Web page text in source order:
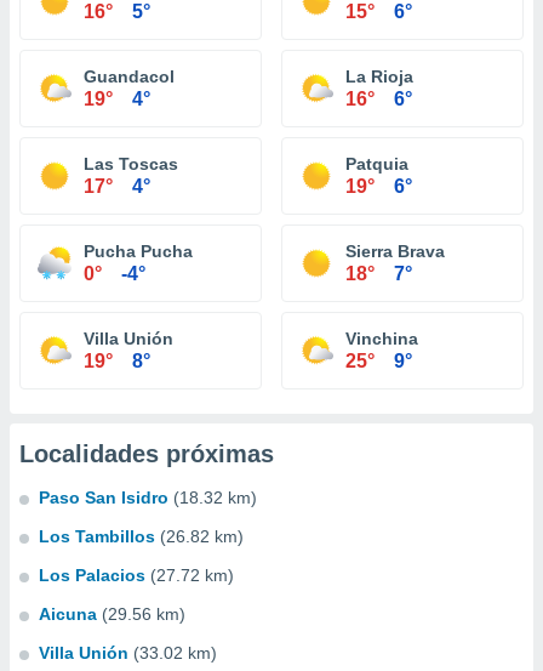
16° 5° 15° 6°
Guandacol
19° 4°
La Rioja
16° 6°
Las Toscas
17° 4°
Patquia
19° 6°
Pucha Pucha
0° -4°
Sierra Brava
18° 7°
Villa Unión
19° 8°
Vinchina
25° 9°
Localidades próximas
Paso San Isidro (18.32 km)
Los Tambillos (26.82 km)
Los Palacios (27.72 km)
Aicuna (29.56 km)
Villa Unión (33.02 km)